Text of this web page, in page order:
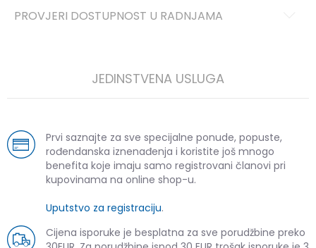
PROVJERI DOSTUPNOST U RADNJAMA
JEDINSTVENA USLUGA
Prvi saznajte za sve specijalne ponude, popuste,
rođendanska iznenađenja i koristite još mnogo
benefita koje imaju samo registrovani članovi pri
kupovinama na online shop-u.
Uputstvo za registraciju.
Cijena isporuke je besplatna za sve porudžbine preko